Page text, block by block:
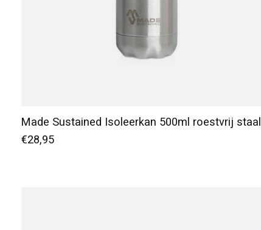
Made Sustained Isoleerkan 500ml roestvrij staal
€28,95